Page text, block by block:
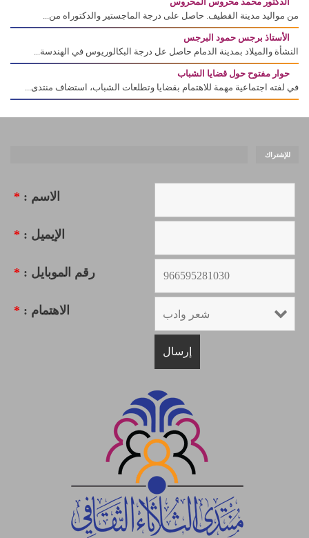
من مواليد مدينة القطيف. حاصل على درجة الماجستير والدكتوراه من...
الأستاذ برجس حمود البرجس
النشأة والميلاد بمدينة الدمام حاصل عل درجة البكالوريوس في الهندسة...
حوار مفتوح حول قضايا الشباب
في لفته اجتماعية مهمة للاهتمام بقضايا وتطلعات الشباب، استضاف منتدى...
للإشتراك
الاسم : *
الإيميل : *
رقم الموبايل : *
الاهتمام : *